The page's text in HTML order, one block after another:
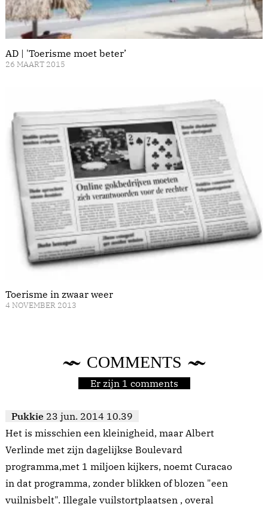
AD | 'Toerisme moet beter’
26 MAART 2015
Toerisme in zwaar weer
4 NOVEMBER 2013
COMMENTS
Er zijn 1 comments
Pukkie 23 jun. 2014 10.39
Het is misschien een kleinigheid, maar Albert
Verlinde met zijn dagelijkse Boulevard
programma,met 1 miljoen kijkers, noemt Curacao
in dat programma, zonder blikken of blozen "een
vuilnisbelt". Illegale vuilstortplaatsen , overal